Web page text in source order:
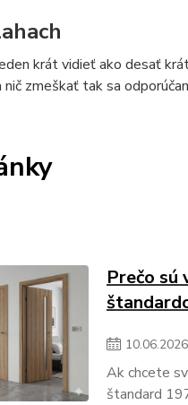
krát vidieť ako desať
zmeškať tak sa
Prečo sú
10.06.2026
Ak chcete
štandard